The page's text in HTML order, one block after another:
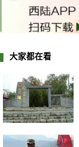
大家都在看